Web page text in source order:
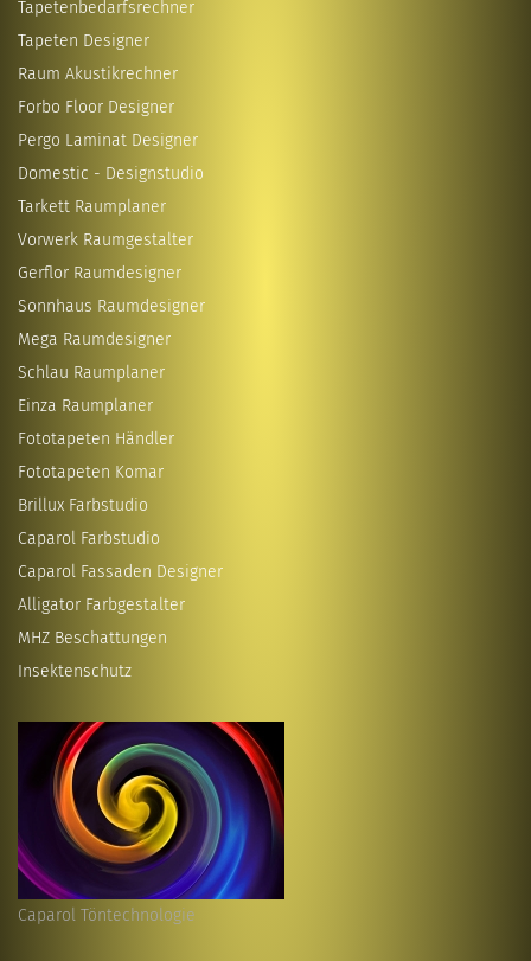
Tapetenbedarfsrechner
Tapeten Designer
Raum Akustikrechner
Forbo Floor Designer
Pergo Laminat Designer
Domestic - Designstudio
Tarkett Raumplaner
Vorwerk Raumgestalter
Gerflor Raumdesigner
Sonnhaus Raumdesigner
Mega Raumdesigner
Schlau Raumplaner
Einza Raumplaner
Fototapeten Händler
Fototapeten Komar
Brillux Farbstudio
Caparol Farbstudio
Caparol Fassaden Designer
Alligator Farbgestalter
MHZ Beschattungen
Insektenschutz
Caparol Töntechnologie